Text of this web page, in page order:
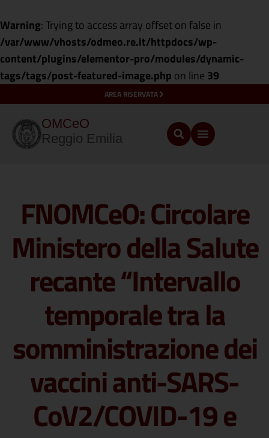
Warning: Trying to access array offset on false in
/var/www/vhosts/odmeo.re.it/httpdocs/wp-
content/plugins/elementor-pro/modules/dynamic-
tags/tags/post-featured-image.php on line 39
AREA RISERVATA
OMCeO
Reggio Emilia
FNOMCeO: Circolare
Ministero della Salute
recante “Intervallo
temporale tra la
somministrazione dei
vaccini anti-SARS-
CoV2/COVID-19 e